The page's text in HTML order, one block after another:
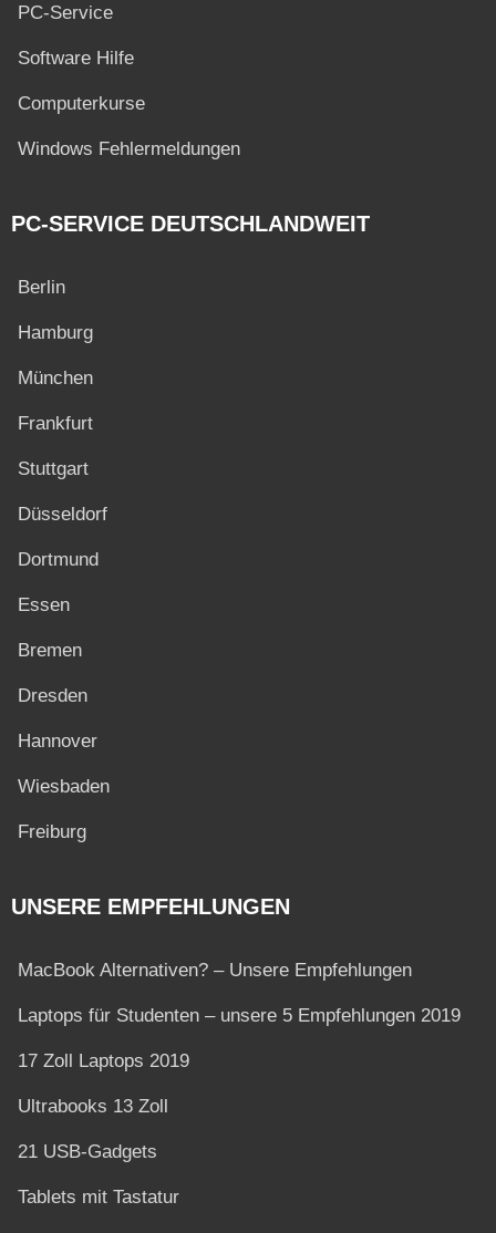
PC-Service
Software Hilfe
Computerkurse
Windows Fehlermeldungen
PC-SERVICE DEUTSCHLANDWEIT
Berlin
Hamburg
München
Frankfurt
Stuttgart
Düsseldorf
Dortmund
Essen
Bremen
Dresden
Hannover
Wiesbaden
Freiburg
UNSERE EMPFEHLUNGEN
MacBook Alternativen? – Unsere Empfehlungen
Laptops für Studenten – unsere 5 Empfehlungen 2019
17 Zoll Laptops 2019
Ultrabooks 13 Zoll
21 USB-Gadgets
Tablets mit Tastatur